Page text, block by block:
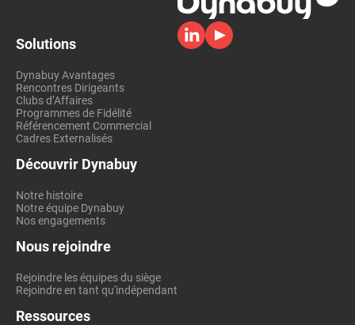
Solutions
Dynabuy Avantages
Rencontres Dirigeants
Clubs d’Affaires
Programmes de Fidélité
Référencement Commercial
Cadres Externalisés
Découvrir Dynabuy
Notre histoire
Notre équipe Dynabuy
Nos engagements
Nous rejoindre
Rejoindre les équipes du siège
Rejoindre en tant qu'indépendant
Ressources